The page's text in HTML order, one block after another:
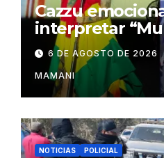
Cazzu
interpretar
en su concierto
Cruz
6 DE AGOSTO DE 2026
MAMANI
NOTICIAS POLICIAL